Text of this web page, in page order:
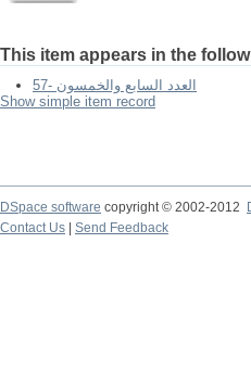
This item appears in the
57- العدد السابع والخمسون
Show simple item record
DSpace software copyright © 2002-2012
Contact Us
Send Feedback